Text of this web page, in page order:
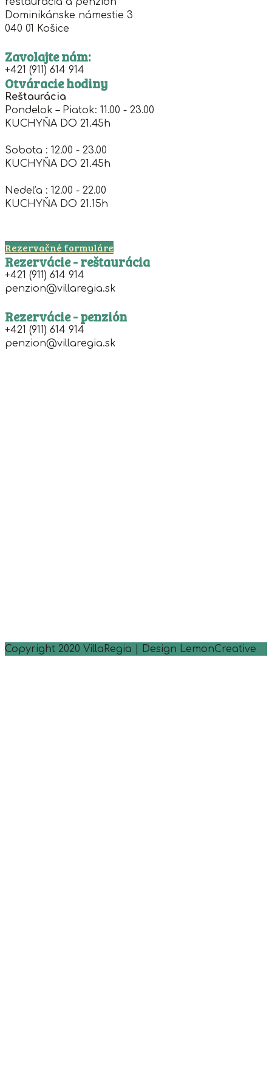
Dominikánske námestie 3
040 01 Košice
Zavolajte nám:
+421 (911) 614 914
Otváracie hodiny
Reštaurácia
Pondelok – Piatok: 11.00 - 23.00
KUCHYŇA DO 21.45h
Sobota : 12.00 - 23.00
KUCHYŇA DO 21.45h
Nedeľa : 12.00 - 22.00
KUCHYŇA DO 21.15h
Rezervačné formuláre
Rezervácie - reštaurácia
+421 (911) 614 914
penzion@villaregia.sk
Rezervácie - penzión
+421 (911) 614 914
penzion@villaregia.sk
Copyright 2020 VillaRegia | Design LemonCreative